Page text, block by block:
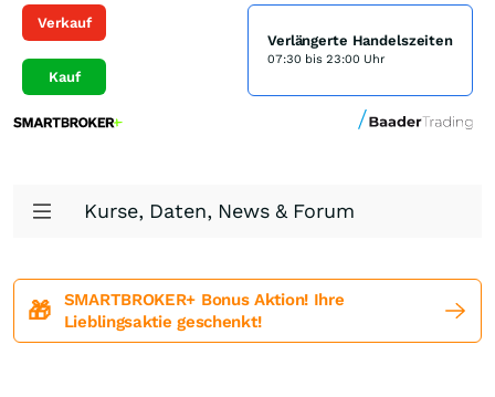
Verkauf
Kauf
Verlängerte Handelszeiten
07:30 bis 23:00 Uhr
Kurse, Daten, News & Forum
🎁
SMARTBROKER+ Bonus Aktion! Ihre
Lieblingsaktie geschenkt!